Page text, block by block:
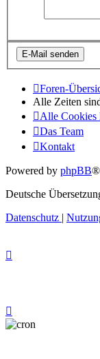
Foren-
Alle Zeiten
Alle Cookies
Das Team
Kontakt
Powered by phpBB®
Deutsche
Datenschutz |